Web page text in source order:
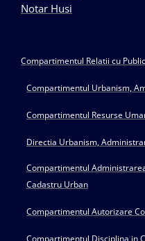
Notar Husi
Compartimentul Relatii cu
Compartimentul Urbanism,
Compartimentul Resurse
Directia Urbanism,
Compartimentul
Cadastru Urban
Compartimentul Autorizare